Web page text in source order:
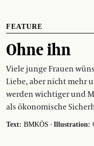
FEATURE
Ohne ihn
Viele junge Frauen
Liebe, aber nicht mehr
werden wichtiger und
als ökonomische
Text: BMKÖS · Illustration: